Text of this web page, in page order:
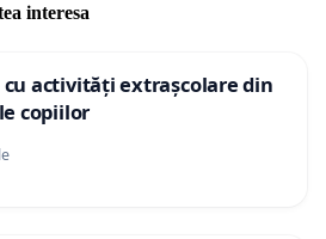
interesa
cu activități extrașcolare din
copiilor